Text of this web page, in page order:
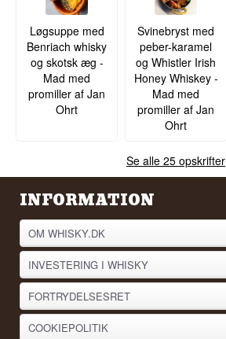
Løgsuppe med
Benriach whisky
og skotsk æg -
Mad med
promiller af Jan
Ohrt
Svinebryst med
peber-karamel
og Whistler Irish
Honey Whiskey -
Mad med
promiller af Jan
Ohrt
Se alle 25 opskrifter
INFORMATION
OM WHISKY.DK
INVESTERING I WHISKY
FORTRYDELSESRET
COOKIEPOLITIK